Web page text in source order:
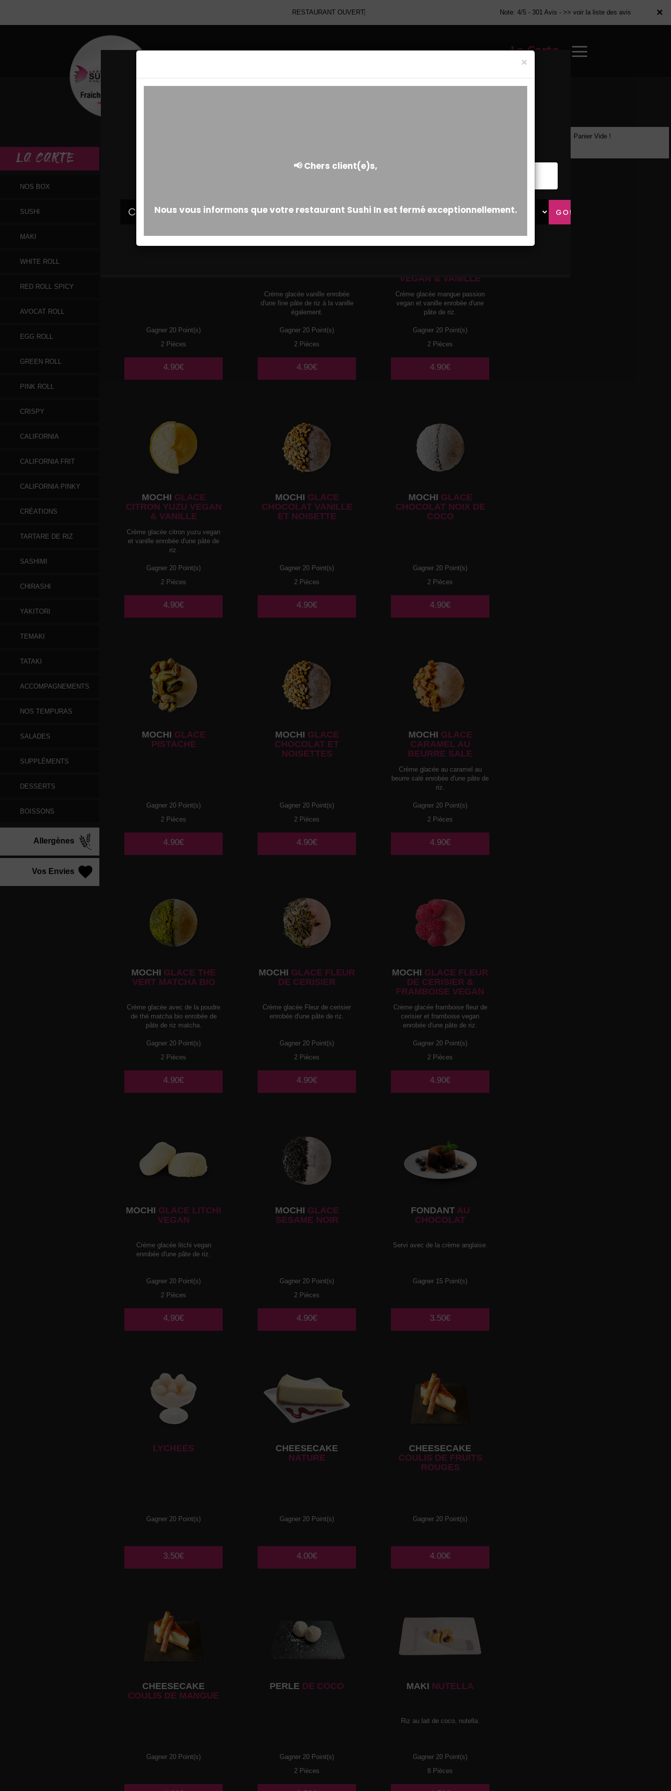
×
Note: 4/5 - 301 Avis - >> voir la liste des avis
La Carte
×
LA CARTE
NOS BOX
SUSHI
MAKI
WHITE ROLL
RED ROLL SPICY
AVOCAT ROLL
EGG ROLL
GREEN ROLL
PINK ROLL
CRISPY
CALIFORNIA
CALIFORNIA FRIT
CALIFORNIA PINKY
CRÉATIONS
TARTARE DE RIZ
SASHIMI
CHIRASHI
YAKITORI
TEMAKI
TATAKI
ACCOMPAGNEMENTS
NOS TEMPURAS
SALADES
SUPPLÉMENTS
DESSERTS
BOISSONS
Allergènes
Vos Envies
Gagner 20 Point(s)
2 Pièces
4.90€
Crème glacée vanille enrobée
d'une fine pâte de riz à la vanille
également.
Gagner 20 Point(s)
2 Pièces
4.90€
VEGAN & VANILLE
Crème glacée mangue passion
vegan et vanille enrobée d'une
pâte de riz.
Gagner 20 Point(s)
2 Pièces
4.90€
MOCHI GLACE
CITRON YUZU VEGAN
& VANILLE
Crème glacée citron yuzu vegan
et vanille enrobée d'une pâte de
riz.
Gagner 20 Point(s)
2 Pièces
4.90€
MOCHI GLACE
CHOCOLAT VANILLE
ET NOISETTE
Gagner 20 Point(s)
2 Pièces
4.90€
MOCHI GLACE
CHOCOLAT NOIX DE
COCO
Gagner 20 Point(s)
2 Pièces
4.90€
MOCHI GLACE
PISTACHE
Gagner 20 Point(s)
2 Pièces
4.90€
MOCHI GLACE
CHOCOLAT ET
NOISETTES
Gagner 20 Point(s)
2 Pièces
4.90€
MOCHI GLACE
CARAMEL AU
BEURRE SALE
Crème glacée au caramel au
beurre salé enrobée d'une pâte de
riz.
Gagner 20 Point(s)
2 Pièces
4.90€
MOCHI GLACE THE
VERT MATCHA BIO
Crème glacée avec de la poudre
de thé matcha bio enrobée de
pâte de riz matcha.
Gagner 20 Point(s)
2 Pièces
4.90€
MOCHI GLACE FLEUR
DE CERISIER
Crème glacée Fleur de cerisier
enrobée d'une pâte de riz.
Gagner 20 Point(s)
2 Pièces
4.90€
MOCHI GLACE FLEUR
DE CERISIER &
FRAMBOISE VEGAN
Crème glacée framboise fleur de
cerisier et framboise vegan
enrobée d'une pâte de riz.
Gagner 20 Point(s)
2 Pièces
4.90€
MOCHI GLACE LITCHI
VEGAN
Crème glacée litchi vegan
enrobée d'une pâte de riz.
Gagner 20 Point(s)
2 Pièces
4.90€
MOCHI GLACE
SESAME NOIR
Gagner 20 Point(s)
2 Pièces
4.90€
FONDANTAU
CHOCOLAT
Servi avec de la crème anglaise.
Gagner 15 Point(s)
3.50€
LYCHEES
Gagner 20 Point(s)
3.50€
CHEESECAKE
NATURE
Gagner 20 Point(s)
4.00€
CHEESECAKE
COULIS DE FRUITS
ROUGES
Gagner 20 Point(s)
4.00€
CHEESECAKE
COULIS DE MANGUE
Gagner 20 Point(s)
PERLE DE COCO
Gagner 20 Point(s)
2 Pièces
MAKI NUTELLA
Riz au lait de coco, nutella.
Gagner 20 Point(s)
8 Pièces
Panier Vide !
×